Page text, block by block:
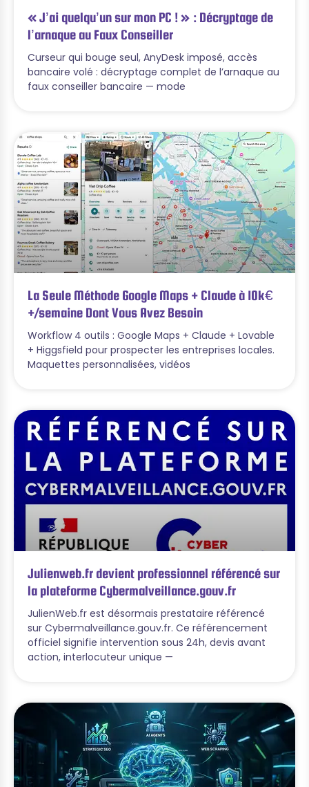
« J’ai quelqu’un sur mon PC ! » : Décryptage de
l’arnaque au Faux Conseiller
Curseur qui bouge seul, AnyDesk imposé, accès
bancaire volé : décryptage complet de l’arnaque au
faux conseiller bancaire — mode
La Seule Méthode Google Maps + Claude à 10k€
+/semaine Dont Vous Avez Besoin
Workflow 4 outils : Google Maps + Claude + Lovable
+ Higgsfield pour prospecter les entreprises locales.
Maquettes personnalisées, vidéos
Julienweb.fr devient professionnel référencé sur
la plateforme Cybermalveillance.gouv.fr
JulienWeb.fr est désormais prestataire référencé
sur Cybermalveillance.gouv.fr. Ce référencement
officiel signifie intervention sous 24h, devis avant
action, interlocuteur unique —